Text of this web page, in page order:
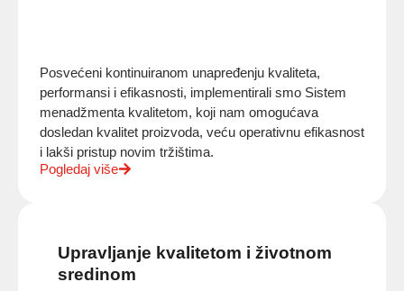
Posvećeni kontinuiranom unapređenju kvaliteta,
performansi i efikasnosti, implementirali smo Sistem
menadžmenta kvalitetom, koji nam omogućava
dosledan kvalitet proizvoda, veću operativnu efikasnost
i lakši pristup novim tržištima.
Pogledaj više
Upravljanje kvalitetom i životnom
sredinom